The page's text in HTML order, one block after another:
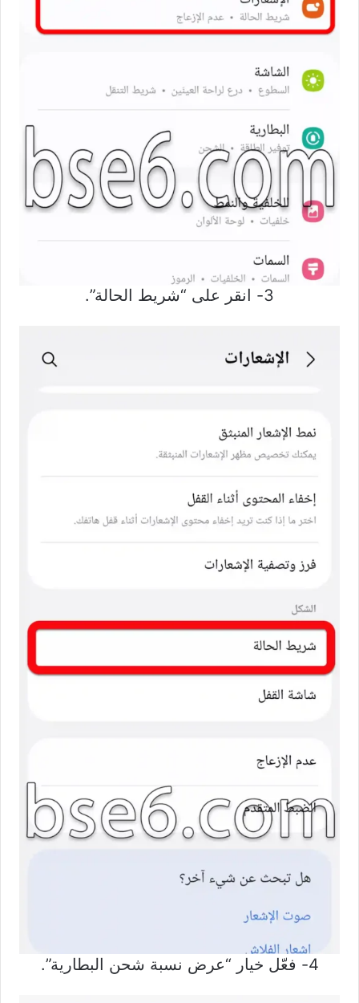
3- انقر على “شريط الحالة”.
4- فعّل خيار “عرض نسبة شحن البطارية”.